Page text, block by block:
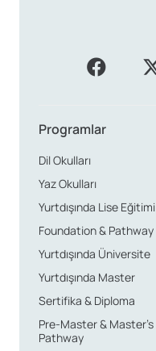
Programlar
Dil Okulları
Yaz Okulları
Yurtdışında Lise Eğitimi
Foundation & Pathway
Yurtdışında Üniversite
Yurtdışında Master
Sertifika & Diploma
Pre-Master & Master’s
Pathway